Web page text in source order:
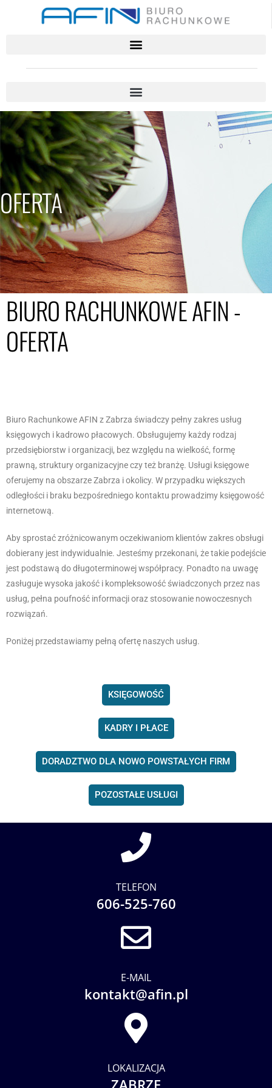
OFERTA
BIURO RACHUNKOWE AFIN -
OFERTA
Biuro Rachunkowe AFIN z Zabrza świadczy pełny zakres usług
księgowych i kadrowo płacowych. Obsługujemy każdy rodzaj
przedsiębiorstw i organizacji, bez względu na wielkość, formę
prawną, struktury organizacyjne czy też branżę. Usługi księgowe
oferujemy na obszarze Zabrza i okolicy. W przypadku większych
odległości i braku bezpośredniego kontaktu prowadzimy księgowość
internetową.
Aby sprostać zróżnicowanym oczekiwaniom klientów zakres obsługi
dobierany jest indywidualnie. Jesteśmy przekonani, że takie podejście
jest podstawą do długoterminowej współpracy. Ponadto na uwagę
zasługuje wysoka jakość i kompleksowość świadczonych przez nas
usług, pełna poufność informacji oraz stosowanie nowoczesnych
rozwiązań.
Poniżej przedstawiamy pełną ofertę naszych usług.
KSIĘGOWOŚĆ
KADRY I PŁACE
DORADZTWO DLA NOWO POWSTAŁYCH FIRM
POZOSTAŁE USŁUGI
TELEFON
606-525-760
E-MAIL
kontakt@afin.pl
LOKALIZACJA
ZABRZE